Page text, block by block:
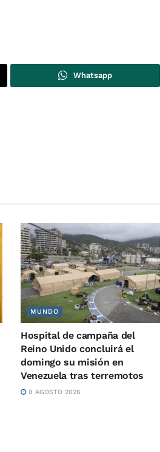
Whatsapp
MUNDO
Hospital de campaña del
Reino Unido concluirá el
domingo su misión en
Venezuela tras terremotos
8 AGOSTO 2026